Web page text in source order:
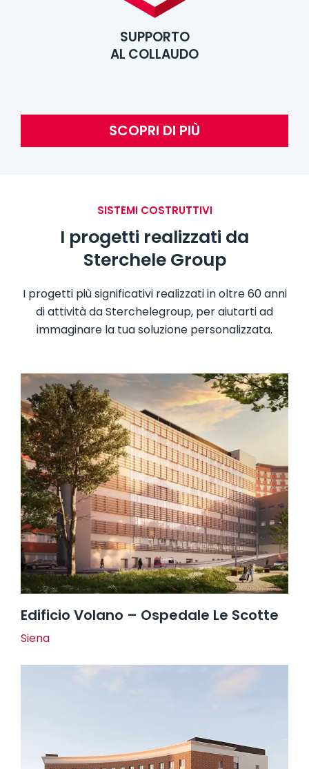
SUPPORTO
AL COLLAUDO
SCOPRI DI PIÙ
SISTEMI COSTRUTTIVI
I progetti realizzati da
Sterchele Group
I progetti più significativi realizzati in oltre 60 anni
di attività da Sterchelegroup, per aiutarti ad
immaginare la tua soluzione personalizzata.
Edificio Volano – Ospedale Le Scotte
Siena